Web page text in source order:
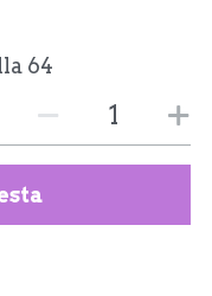
64